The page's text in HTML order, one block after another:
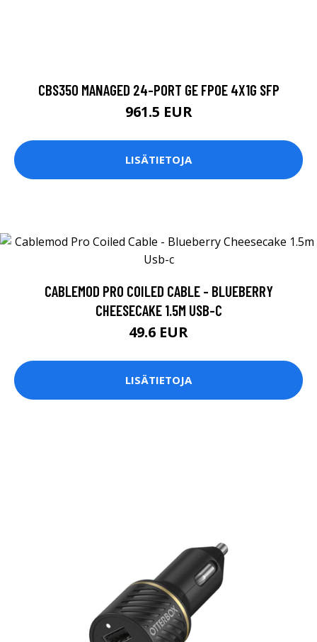
CBS350 MANAGED 24-PORT GE FPOE 4X1G SFP
961.5 EUR
LISÄTIETOJA
CABLEMOD PRO COILED CABLE - BLUEBERRY
CHEESECAKE 1.5M USB-C
49.6 EUR
LISÄTIETOJA